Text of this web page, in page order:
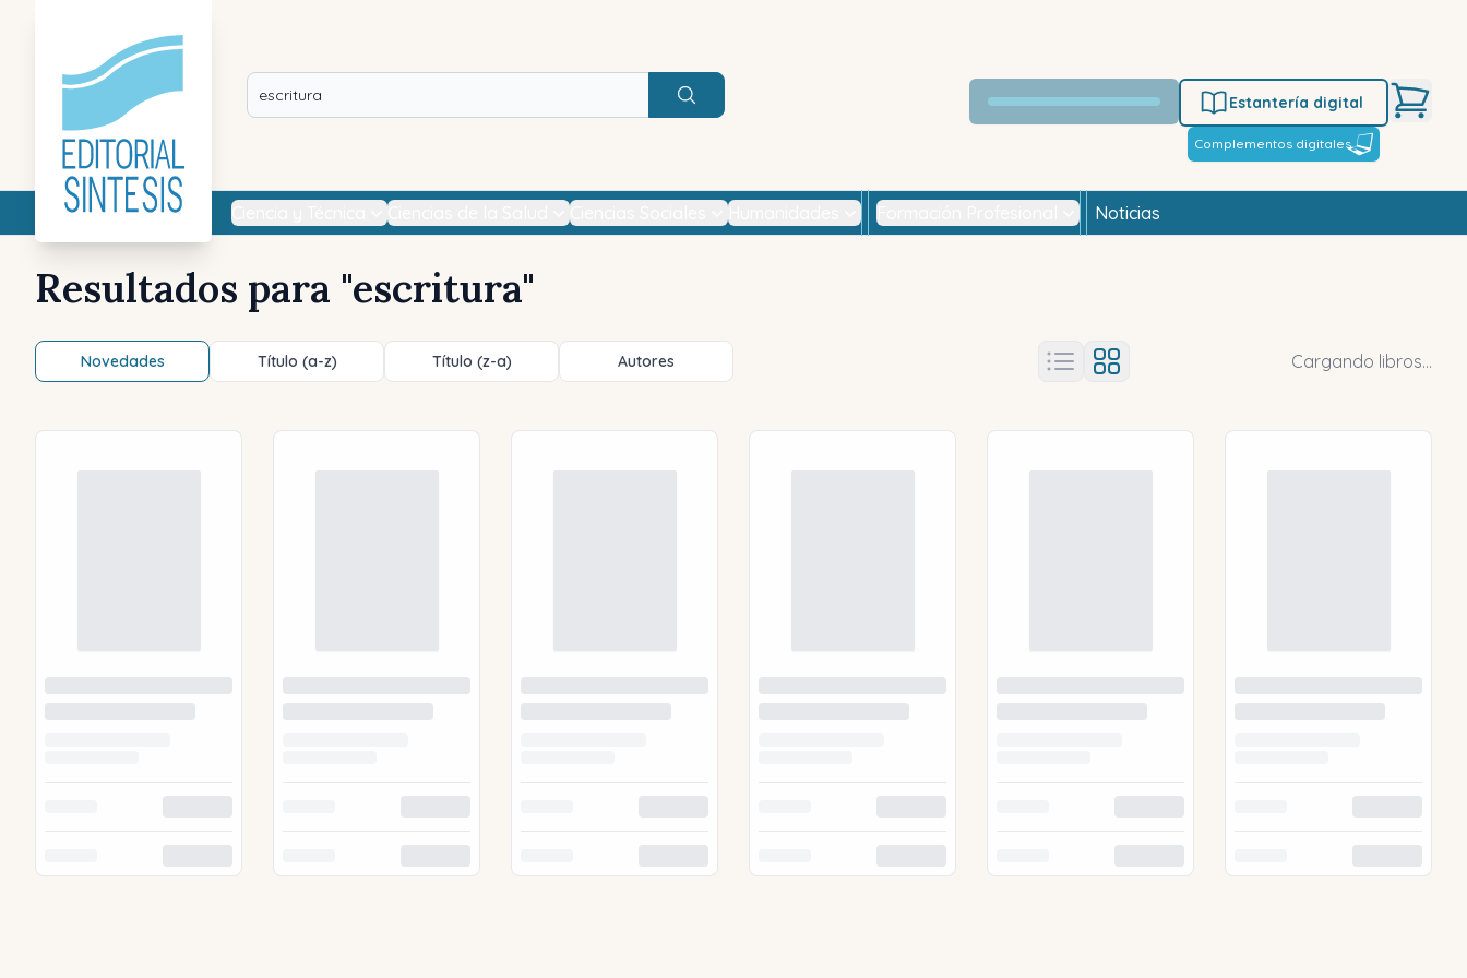
Buscar
Estantería digital
Complementos digitales
Noticias
Resultados para "escritura"
Novedades Título (a-z) Título (z-a) Autores Cargando libros...